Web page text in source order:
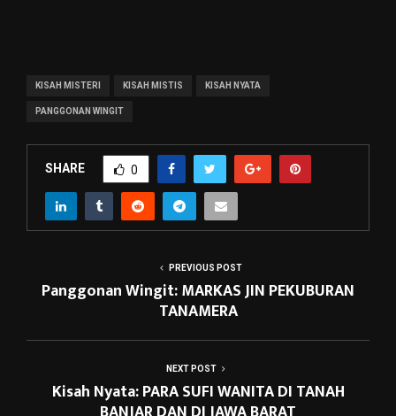
KISAH MISTERI KISAH MISTIS KISAH NYATA
PANGGONAN WINGIT
SHARE 0
PREVIOUS POST
Panggonan Wingit: MARKAS JIN PEKUBURAN
TANAMERA
NEXT POST
Kisah Nyata: PARA SUFI WANITA DI TANAH